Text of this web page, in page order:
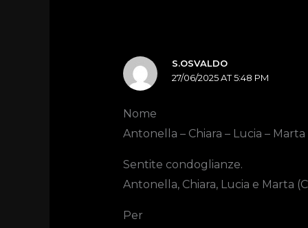
S.OSVALDO
27/06/2025 AT 5:48 PM
Nome
Antonella – Chiara – Lucia – Marta
Sentite condoglianze.
Antonella, Chiara, Lucia e Marta
Per